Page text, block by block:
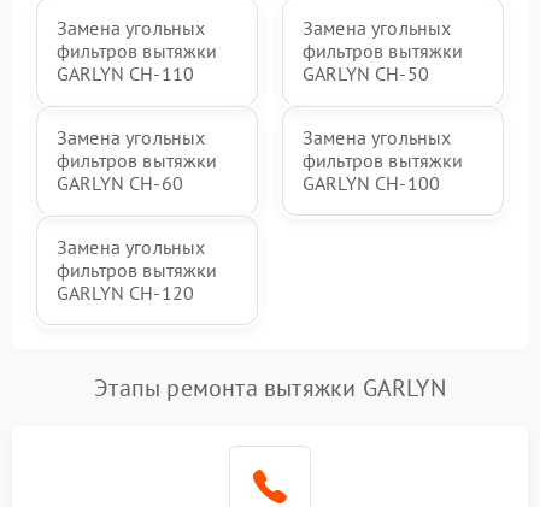
Замена угольных
фильтров вытяжки
GARLYN CH-110
Замена угольных
фильтров вытяжки
GARLYN CH-50
Замена угольных
фильтров вытяжки
GARLYN CH-60
Замена угольных
фильтров вытяжки
GARLYN CH-100
Замена угольных
фильтров вытяжки
GARLYN CH-120
Этапы ремонта вытяжки GARLYN